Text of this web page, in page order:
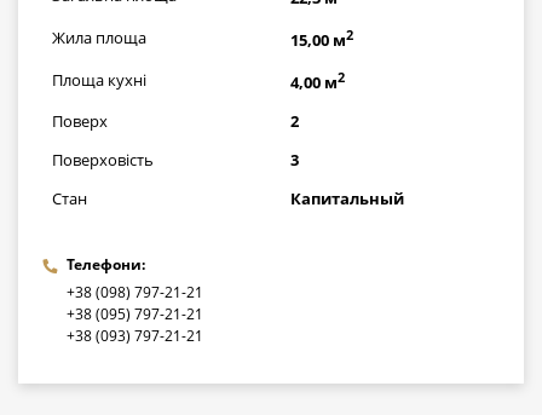
Жила площа 15,00 м2
Площа кухні 4,00 м2
Поверх
2
Поверховість
3
Стан
Капитальный
Телефони:
+38 (098) 797-21-21
+38 (095) 797-21-21
+38 (093) 797-21-21